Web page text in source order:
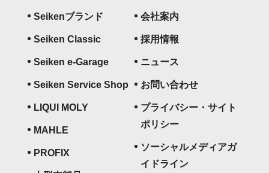
Seikenブランド
Seiken Classic
Seiken e-Garage
Seiken Service Shop
LIQUI MOLY
MAHLE
PROFIX
会社案内
採用情報
ニュース
お問い合わせ
プライバシー・サイト
ポリシー
ソーシャルメディアガ
イドライン